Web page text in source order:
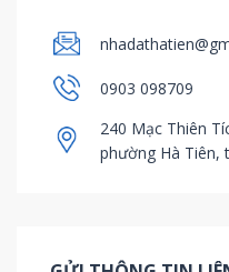
0903 098709
240 Mạc Thiên
phường Hà Tiên,